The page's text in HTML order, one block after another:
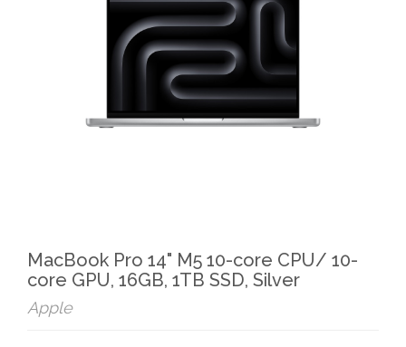
MacBook Pro 14" M5 10-core CPU/ 10-
core GPU, 16GB, 1TB SSD, Silver
Apple